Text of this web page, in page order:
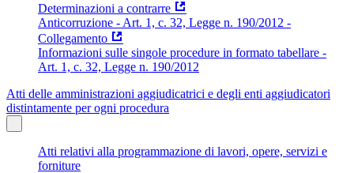
Determinazioni a contrarre
Anticorruzione - Art. 1, c. 32, Legge n. 190/2012 -
Collegamento
Informazioni sulle singole procedure in formato tabellare -
Art. 1, c. 32, Legge n. 190/2012
Atti delle amministrazioni aggiudicatrici e degli enti aggiudicatori
distintamente per ogni procedura
Atti relativi alla programmazione di lavori, opere, servizi e
forniture